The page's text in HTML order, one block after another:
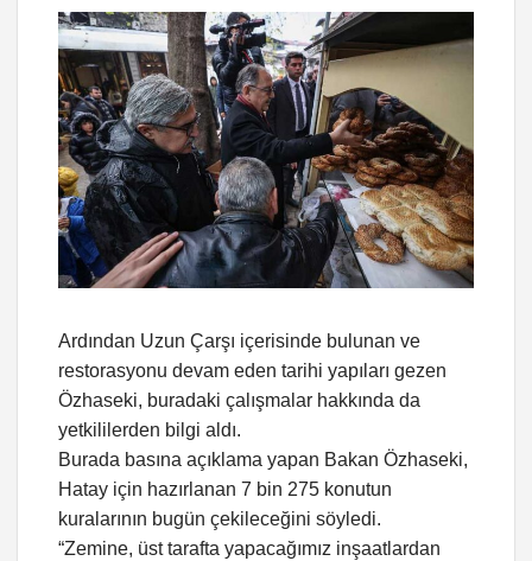
Ardından Uzun Çarşı içerisinde bulunan ve
restorasyonu devam eden tarihi yapıları gezen
Özhaseki, buradaki çalışmalar hakkında da
yetkililerden bilgi aldı.
Burada basına açıklama yapan Bakan Özhaseki,
Hatay için hazırlanan 7 bin 275 konutun
kuralarının bugün çekileceğini söyledi.
“Zemine, üst tarafta yapacağımız inşaatlardan